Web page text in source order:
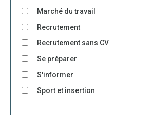
Marché du travail
Recrutement
Recrutement sans CV
Se préparer
S'informer
Sport et insertion